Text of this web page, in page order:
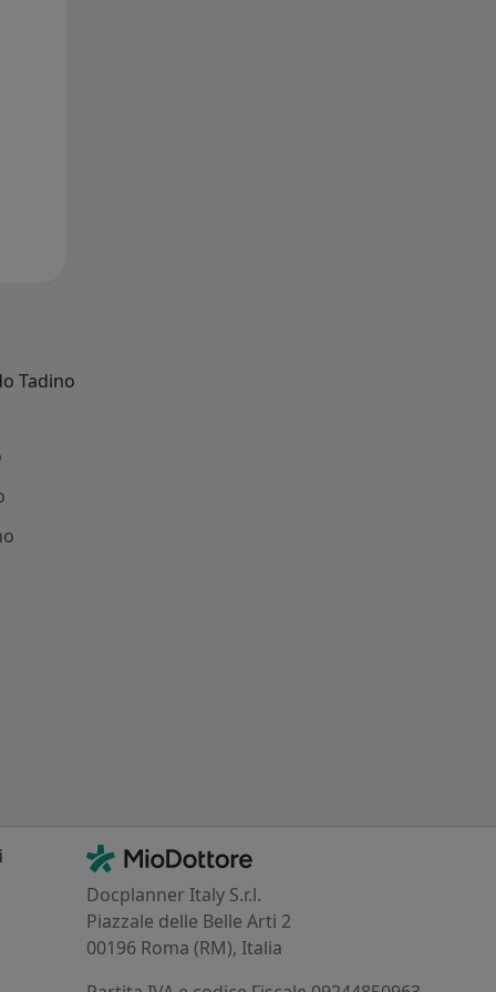
Tadino
Contatti
MioDottore - Homepage
Docplanner Italy S.r.l.
Piazzale delle Belle Arti 2
00196 Roma (RM), Italia